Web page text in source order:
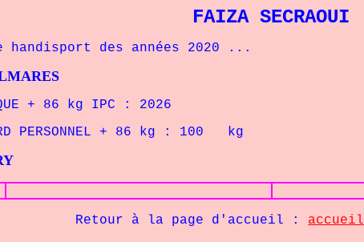
FAIZA SECRAOUI
des années 2020 ...
+ 86 kg IPC : 2026
+ 86 kg : 100 kg
à la page d'accueil : accueil